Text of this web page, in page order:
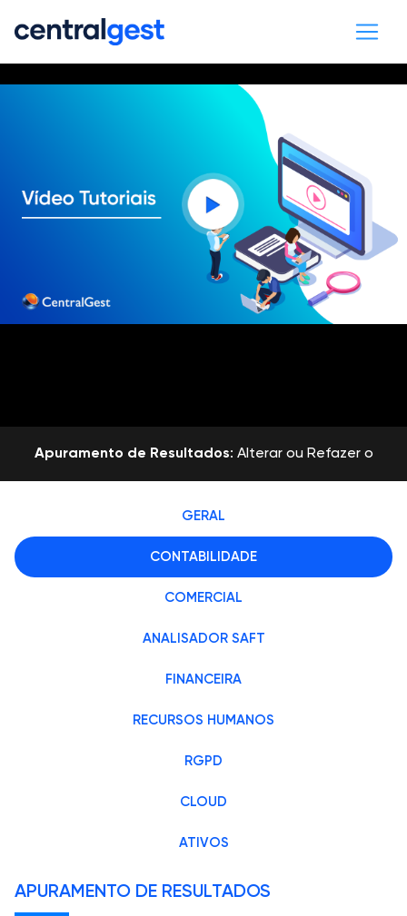
Apuramento de Resultados: Alterar ou Refazer o
GERAL
CONTABILIDADE
COMERCIAL
ANALISADOR SAFT
FINANCEIRA
RECURSOS HUMANOS
RGPD
CLOUD
ATIVOS
APURAMENTO DE RESULTADOS